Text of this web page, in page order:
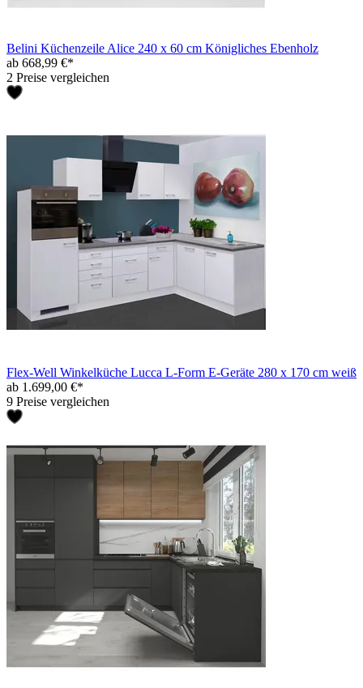
Belini Küchenzeile Alice 240 x 60 cm Königliches Ebenholz
ab 668,99 €*
2 Preise vergleichen
Flex-Well Winkelküche Lucca L-Form E-Geräte 280 x 170 cm weiß
ab 1.699,00 €*
9 Preise vergleichen